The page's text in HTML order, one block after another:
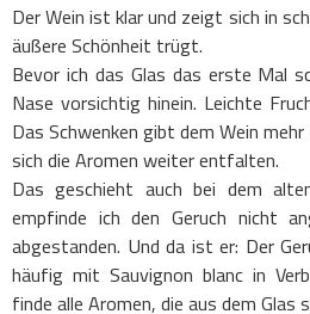
Der Wein ist klar und zeigt sich in
äußere Schönheit trügt.
Bevor ich das Glas das erste Mal
Nase vorsichtig hinein. Leichte
Das Schwenken gibt dem Wein
sich die Aromen weiter entfalten.
Das geschieht auch bei dem
empfinde ich den Geruch nicht
abgestanden. Und da ist er: Der
häufig mit Sauvignon blanc in
finde alle Aromen, die aus dem Glas